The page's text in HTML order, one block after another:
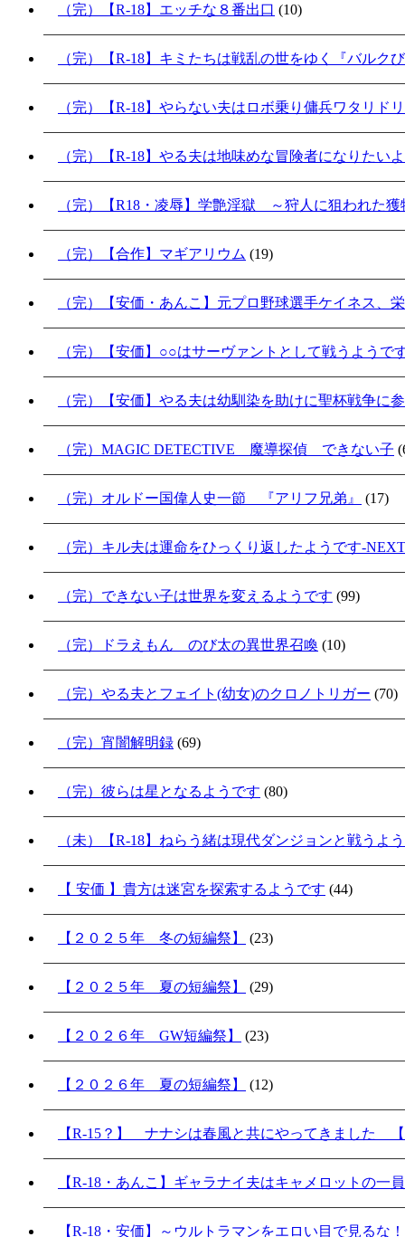
（完）【R-18】エッチな８番出口 (10)
（完）【R-18】キミたちは戦乱の世をゆく『バルク
（完）【R-18】やらない夫はロボ乗り傭兵ワタリド
（完）【R-18】やる夫は地味めな冒険者になりたい
（完）【R18・凌辱】学艶淫獄 ～狩人に狙われた獲
（完）【合作】マギアリウム (19)
（完）【安価・あんこ】元プロ野球選手ケイネス、
（完）【安価】○○はサーヴァントとして戦うようで
（完）【安価】やる夫は幼馴染を助けに聖杯戦争に
（完）MAGIC DETECTIVE 魔導探偵 できない子
（完）オルドー国偉人史一節 『アリフ兄弟』 (17)
（完）キル夫は運命をひっくり返したようです-
（完）できない子は世界を変えるようです (99)
（完）ドラえもん のび太の異世界召喚 (10)
（完）やる夫とフェイト(幼女)のクロノトリガー (70)
（完）宵闇解明録 (69)
（完）彼らは星となるようです (80)
（未）【R-18】ねらう緒は現代ダンジョンと戦うよ
【 安価 】貴方は迷宮を探索するようです (44)
【２０２５年 冬の短編祭】 (23)
【２０２５年 夏の短編祭】 (29)
【２０２６年 GW短編祭】 (23)
【２０２６年 夏の短編祭】 (12)
【R-15？】 ナナシは春風と共にやってきました
【R-18・あんこ】ギャラナイ夫はキャメロットの一
【R-18・安価】～ウルトラマンをエロい目で見るな